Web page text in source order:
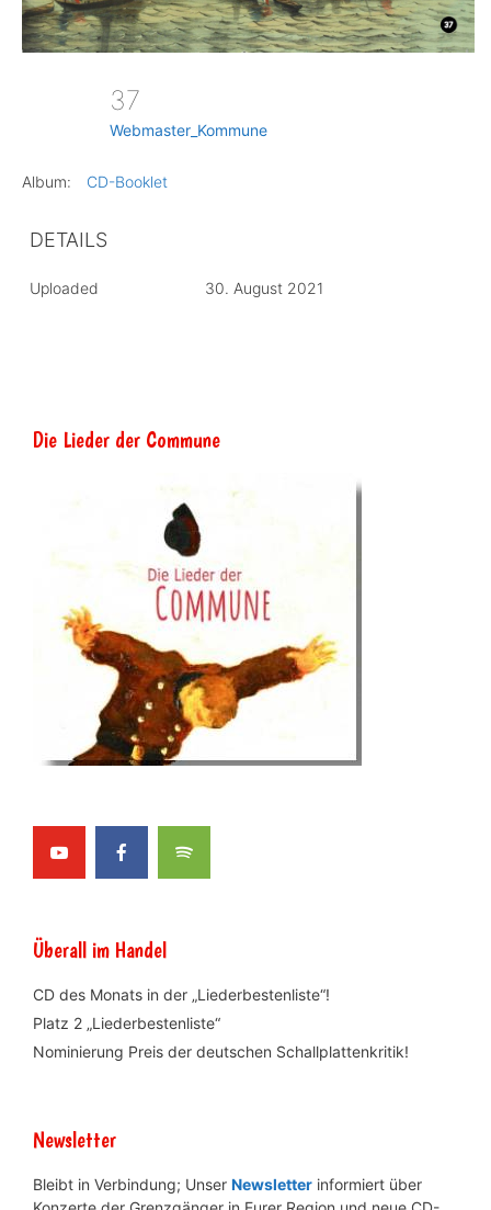
37
Webmaster_Kommune
Album: CD-Booklet
DETAILS
Uploaded 30. August 2021
Die Lieder der Commune
Überall im Handel
CD des Monats in der „Liederbestenliste“!
Platz 2 „Liederbestenliste“
Nominierung Preis der deutschen Schallplattenkritik!
Newsletter
Bleibt in Verbindung; Unser Newsletter informiert über